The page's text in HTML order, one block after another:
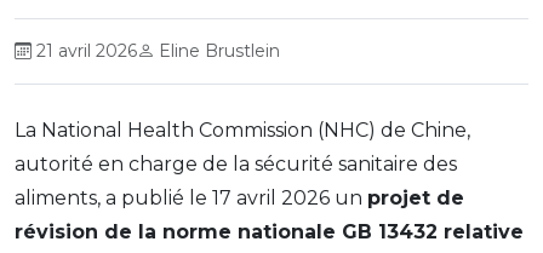
21 avril 2026 Eline Brustlein
La National Health Commission (NHC) de Chine,
autorité en charge de la sécurité sanitaire des
aliments, a publié le 17 avril 2026 un projet de
révision de la norme nationale GB 13432 relative